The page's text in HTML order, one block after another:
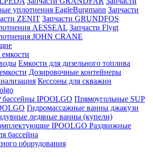
уплотнения EagleBurgmann Запчасти
ZENIT Запчасти GRUNDFOS
AESSEAL Запчасти Flygt
JOHN CRANE
Емкости для дизельного топлива
Дозировочные контейнеры
Кессоны для скважин
бассейны IPOOLGO Прямоугольные SUP
Гидромассажные ванны джакузи
ледяные ванны (купели)
IPOOLGO Раздвижные
бассейна
оборудования